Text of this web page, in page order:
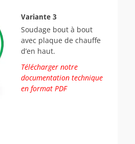
Variante 3
Soudage bout à bout
avec plaque de chauffe
d’en haut.
Télécharger notre
documentation technique
en format PDF